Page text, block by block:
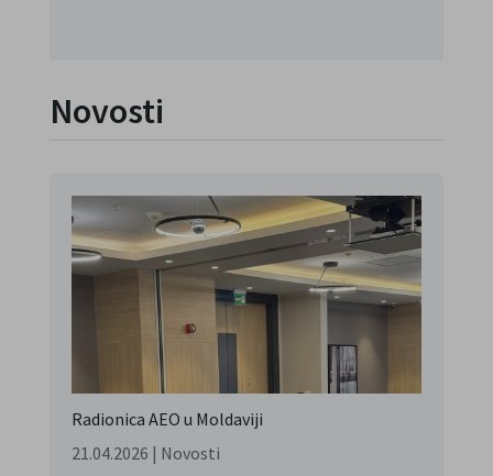
Novosti
Radionica AEO u Moldaviji
21.04.2026 | Novosti